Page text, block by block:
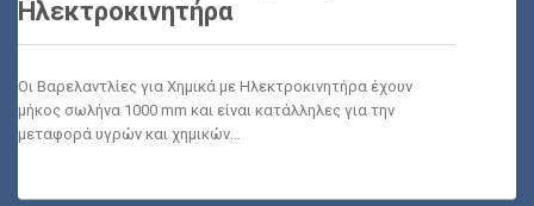
Ηλεκτροκινητήρα
Οι Βαρελαντλίες για Χημικά με Ηλεκτροκινητήρα έχουν
μήκος σωλήνα 1000 mm και είναι κατάλληλες για την
μεταφορά υγρών και χημικών…